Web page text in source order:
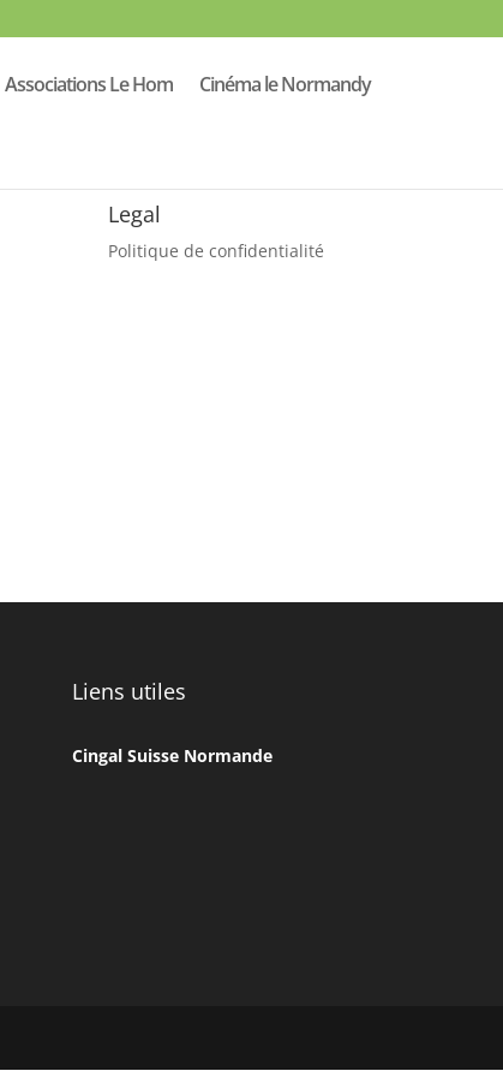
Associations Le Hom Cinéma le Normandy
Legal
Politique de confidentialité
Liens utiles
Cingal Suisse Normande